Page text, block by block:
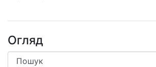
Огляд